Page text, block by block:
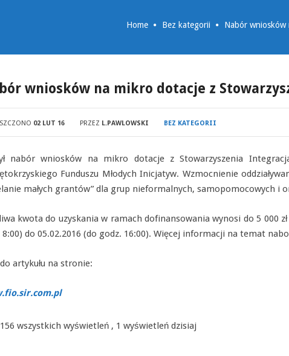
Home Bez kategorii Nabór wniosków
wniosków na mikro dotacje z
02 LUT 16 PRZEZ L.PAWLOWSKI BEZ KATEGORII
nabór wniosków na mikro dotacje z Stowarzyszenia
Funduszu Młodych Inicjatyw. Wzmocnienie
małych grantów” dla grup nieformalnych, samopomocowych i
kwota do uzyskania w ramach dofinansowania wynosi do 5 000
8:00) do 05.02.2016 (do godz. 16:00). Więcej informacji na temat
artykułu na stronie:
wszystkich wyświetleń , 1 wyświetleń dzisiaj